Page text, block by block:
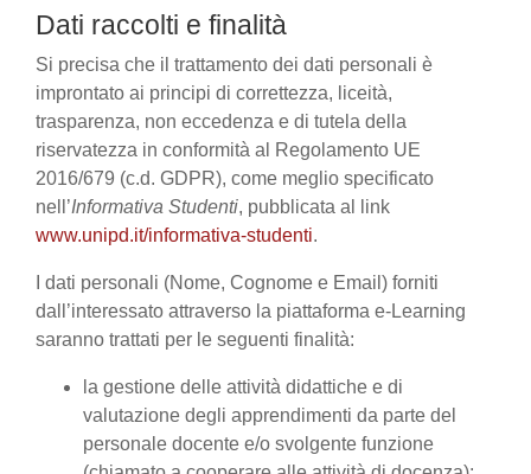
Dati raccolti e finalità
Si precisa che il trattamento dei dati personali è
improntato ai principi di correttezza, liceità,
trasparenza, non eccedenza e di tutela della
riservatezza in conformità al Regolamento UE
2016/679 (c.d. GDPR), come meglio specificato
nell’Informativa Studenti, pubblicata al link
www.unipd.it/informativa-studenti.
I dati personali (Nome, Cognome e Email) forniti
dall’interessato attraverso la piattaforma e-Learning
saranno trattati per le seguenti finalità:
la gestione delle attività didattiche e di
valutazione degli apprendimenti da parte del
personale docente e/o svolgente funzione